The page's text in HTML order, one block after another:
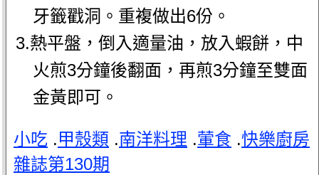
牙籤戳洞。重複做出6份。
3.熱平盤，倒入適量油，放入蝦餅，中
火煎3分鐘後翻面，再煎3分鐘至雙面
金黃即可。
小吃 .甲殼類 .南洋料理 .葷食 .快樂廚房
雜誌第130期